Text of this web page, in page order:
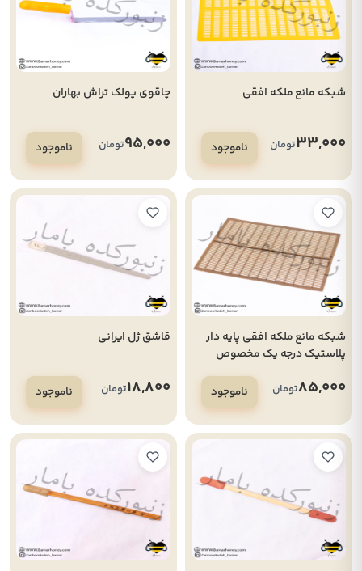
شبکه مانع ملکه افقی
33,000تومان ناموجود
چاقوی پولک تراش بهاران
95,000تومان ناموجود
شبکه مانع ملکه افقی پایه دار
پلاستیک درجه یک مخصوص
85,000تومان ناموجود
قاشق ژل ایرانی
18,800تومان ناموجود